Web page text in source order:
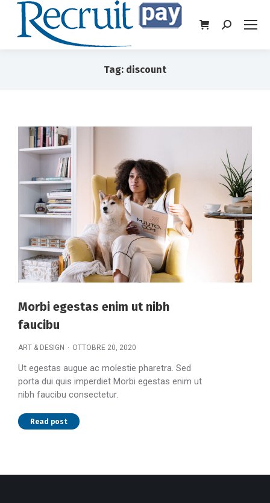
Tag: discount
Morbi egestas enim ut nibh
faucibu
ART & DESIGN OTTOBRE 20, 2020
Ut egestas augue ac molestie pharetra. Sed
porta dui quis imperdiet Morbi egestas enim ut
nibh faucibu consectetur.
Read post